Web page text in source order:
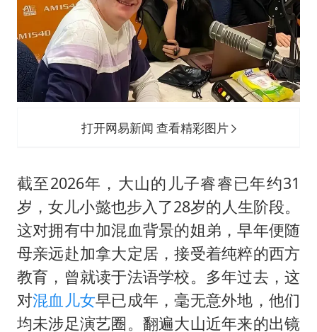
打开网易新闻 查看精彩图片
截至2026年，大山的儿子睿睿已年约31
岁，女儿小懿也步入了28岁的人生阶段。
这对拥有中加混血背景的姐弟，早年便随
母亲远赴加拿大定居，接受着纯粹的西方
教育，曾就读于法语学校。多年过去，这
对混血儿女早已成年，毫无意外地，他们
均未涉足演艺圈。翻遍大山近年来的出镜